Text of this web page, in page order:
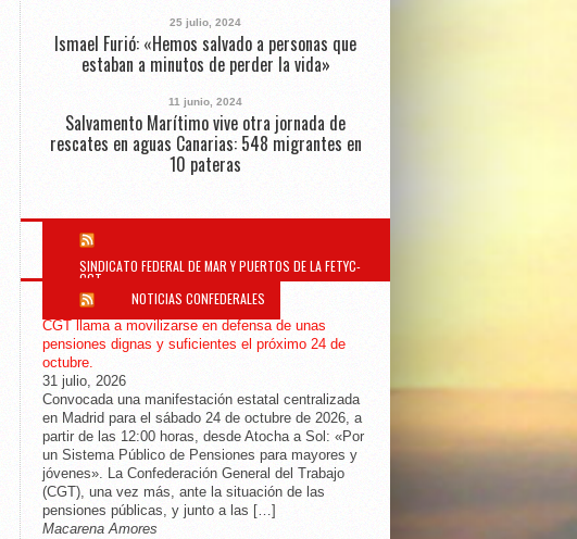
25 julio, 2024
Ismael Furió: «Hemos salvado a personas que
estaban a minutos de perder la vida»
11 junio, 2024
Salvamento Marítimo vive otra jornada de
rescates en aguas Canarias: 548 migrantes en
10 pateras
SINDICATO FEDERAL DE MAR Y PUERTOS DE LA FETYC-
CGT
NOTICIAS CONFEDERALES
CGT llama a movilizarse en defensa de unas
pensiones dignas y suficientes el próximo 24 de
octubre.
31 julio, 2026
Convocada una manifestación estatal centralizada
en Madrid para el sábado 24 de octubre de 2026, a
partir de las 12:00 horas, desde Atocha a Sol: «Por
un Sistema Público de Pensiones para mayores y
jóvenes». La Confederación General del Trabajo
(CGT), una vez más, ante la situación de las
pensiones públicas, y junto a las […]
Macarena Amores